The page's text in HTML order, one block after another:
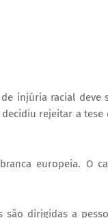
injúria racial deve
rejeitar a tese
europeia. O
dirigidas a